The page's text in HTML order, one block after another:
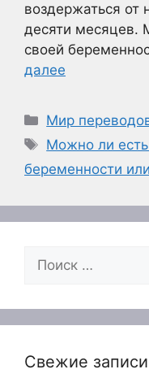
воздержаться от
десяти месяцев.
своей
далее
Рубрики
Мир
Метки
Можно ли
беременности
Поиск:
Свежие записи